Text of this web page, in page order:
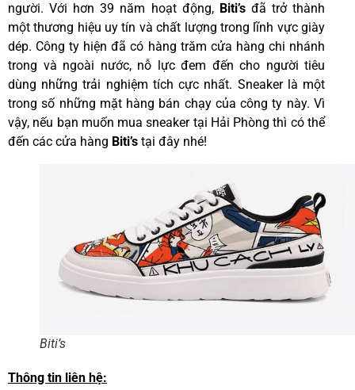
người. Với hơn 39 năm hoạt động, Biti’sđã trở thành
một thương hiệu uy tín và chất lượng trong lĩnh vực giày
dép. Công ty hiện đã có hàng trăm cửa hàng chi nhánh
trong và ngoài nước, nỗ lực đem đến cho người tiêu
dùng những trải nghiệm tích cực nhất. Sneaker là một
trong số những mặt hàng bán chạy của công ty này. Vì
vậy, nếu bạn muốn mua sneaker tại Hải Phòng thì có thể
đến các cửa hàng Biti’s tại đây nhé!
Biti’s
Thông tin liên hệ: